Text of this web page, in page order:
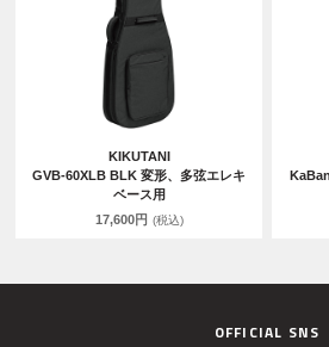
KIKUTANI
GVB-60XLB BLK 変形、多弦エレキ
ベース用
17,600円 (税込)
OFFICIAL SNS